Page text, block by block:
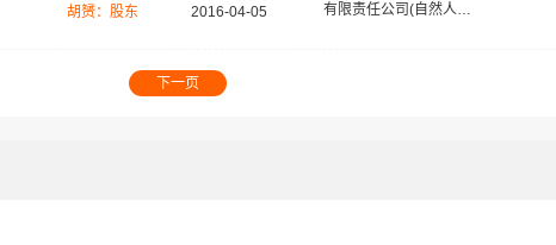
胡赟：股东 2016-04-05 有限责任公司(自然人投资或控股)
下一页